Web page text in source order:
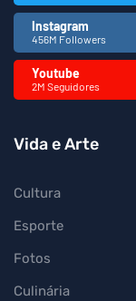
Instagram
456M Followers
Youtube
2M Seguidores
Vida e Arte
Cultura
Esporte
Fotos
Culinária